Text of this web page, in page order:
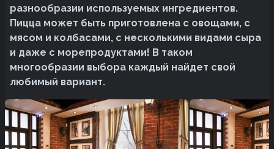
разнообразии используемых ингредиентов.
Пицца может быть приготовлена с овощами, с
мясом и колбасами, с несколькими видами сыра
и даже с морепродуктами! В таком
многообразии выбора каждый найдет свой
любимый вариант.